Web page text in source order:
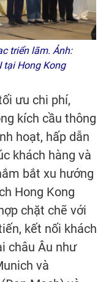
triển lãm. Ảnh:
tại Hong Kong
ưu chi phí,
kích cầu thông
hoạt, hấp dẫn
khách hàng và
bắt xu hướng
Hong Kong
chặt chẽ với
kết nối khách
châu Âu như
và